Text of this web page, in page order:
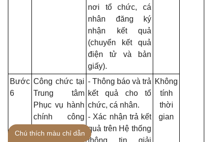
nơi tổ chức, cá
nhân đăng ký
nhận kết quả
(chuyển kết quả
điện tử và bản
giấy).
Bước
6
Công chức tại
Trung tâm
Phục vụ hành
chính công
tỉnh hoặc
Công chức tại
- Thông báo và trả
kết quả cho tổ
chức, cá nhân.
- Xác nhận trả kết
quả trên Hệ thống
thông tin giải
Không
tính
thời
gian
Chú thích màu chỉ dẫn